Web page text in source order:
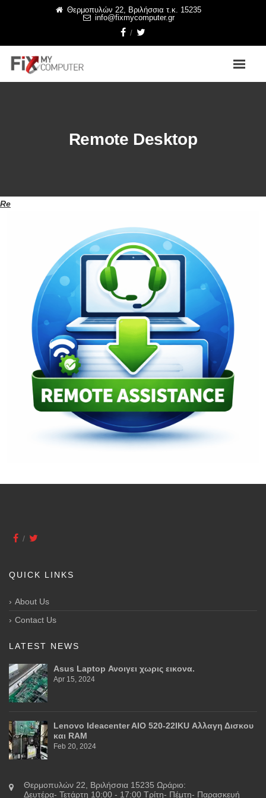
Θερμοπυλών 22, Βριλήσσια τ.κ. 15235
info@fixmycomputer.gr
Remote Desktop
Re
QUICK LINKS
About Us
Contact Us
LATEST NEWS
Asus Laptop Ανοιγει χωρις εικονα.
Apr 15, 2024
Lenovo Ideacenter AIO 520-22IKU Αλλαγη Δισκου
και RAM
Feb 20, 2024
Θερμοπυλών 22, Βριλήσσια 15235 Ωράριο:
Δευτέρα- Τετάρτη 10:00 - 17:00 Τρίτη- Πέμτη- Παρασκευή